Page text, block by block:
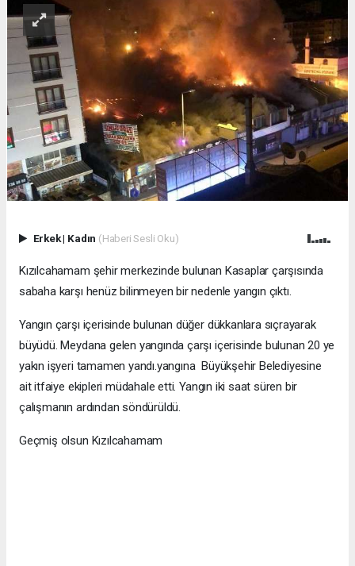
Erkek| Kadın (Haberi Sesli Oku)
Kızılcahamam şehir merkezinde bulunan Kasaplar çarşısında
sabaha karşı henüz bilinmeyen bir nedenle yangın çıktı.
Yangın çarşı içerisinde bulunan düğer dükkanlara sıçrayarak
büyüdü. Meydana gelen yangında çarşı içerisinde bulunan 20 ye
yakın işyeri tamamen yandı.yangına Büyükşehir Belediyesine
ait itfaiye ekipleri müdahale etti. Yangın iki saat süren bir
çalışmanın ardından söndürüldü.
Geçmiş olsun Kızılcahamam